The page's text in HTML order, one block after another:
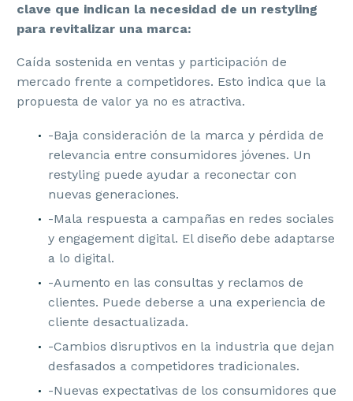
clave que indican la necesidad de un restyling
para revitalizar una marca:
Caída sostenida en ventas y participación de
mercado frente a competidores. Esto indica que la
propuesta de valor ya no es atractiva.
-Baja consideración de la marca y pérdida de
relevancia entre consumidores jóvenes. Un
restyling puede ayudar a reconectar con
nuevas generaciones.
-Mala respuesta a campañas en redes sociales
y engagement digital. El diseño debe adaptarse
a lo digital.
-Aumento en las consultas y reclamos de
clientes. Puede deberse a una experiencia de
cliente desactualizada.
-Cambios disruptivos en la industria que dejan
desfasados a competidores tradicionales.
-Nuevas expectativas de los consumidores que